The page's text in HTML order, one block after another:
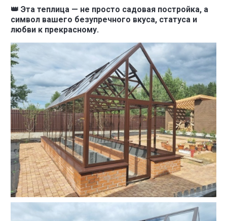
👑 Эта теплица — не просто садовая постройка, а
символ вашего безупречного вкуса, статуса и
любви к прекрасному.